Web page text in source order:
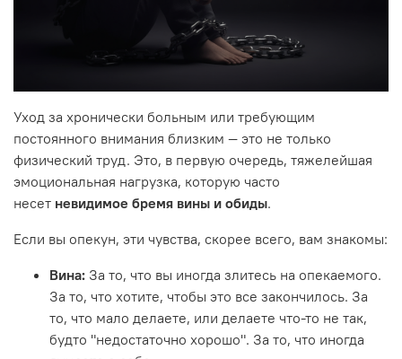
Уход за хронически больным или требующим
постоянного внимания близким — это не только
физический труд. Это, в первую очередь, тяжелейшая
эмоциональная нагрузка, которую часто
несет невидимое бремя вины и обиды.
Если вы опекун, эти чувства, скорее всего, вам знакомы:
Вина: За то, что вы иногда злитесь на опекаемого.
За то, что хотите, чтобы это все закончилось. За
то, что мало делаете, или делаете что-то не так,
будто "недостаточно хорошо". За то, что иногда